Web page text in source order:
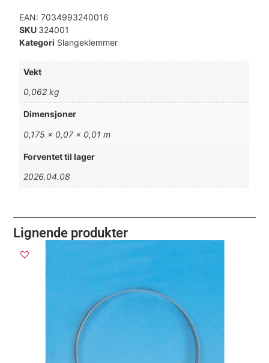
EAN:7034993240016
SKU 324001
Kategori Slangeklemmer
Vekt
0,062 kg
Dimensjoner
0,175 × 0,07 × 0,01 m
Forventet til lager
2026.04.08
Lignende produkter